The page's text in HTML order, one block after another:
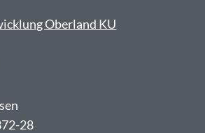
Oberland KU
28